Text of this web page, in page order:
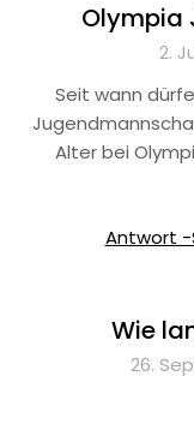
Olympia
2.
Seit wann
Alter bei
Antwort -
Wie
26.